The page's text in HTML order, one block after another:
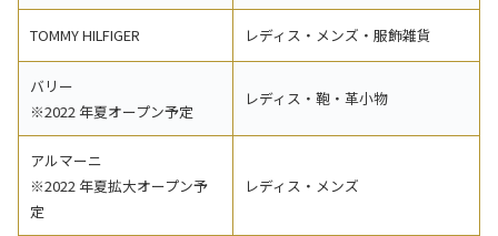
TOMMY HILFIGER レディス・メンズ・服飾雑貨
バリー
※2022 年夏オープン予定
レディス・鞄・革小物
アルマーニ
※2022 年夏拡大オープン予
定
レディス・メンズ